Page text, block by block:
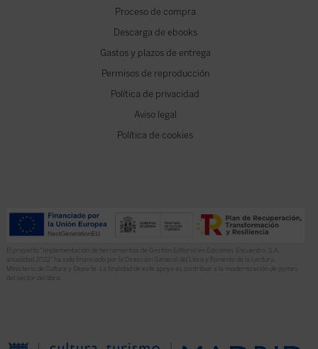
Proceso de compra
Descarga de ebooks
Gastos y plazos de entrega
Permisos de reproducción
Política de privacidad
Aviso legal
Política de cookies
El proyecto “Implementación de herramientas de Gestión Editorial en Ediciones Encuentro, S.A.
anualidad 2022” ha sido financiado por la Dirección General del Libro y Fomento de la Lectura,
Ministerio de Cultura y Deporte. La finalidad de este apoyo es contribuir a la modernización de pymes
del sector del libro.